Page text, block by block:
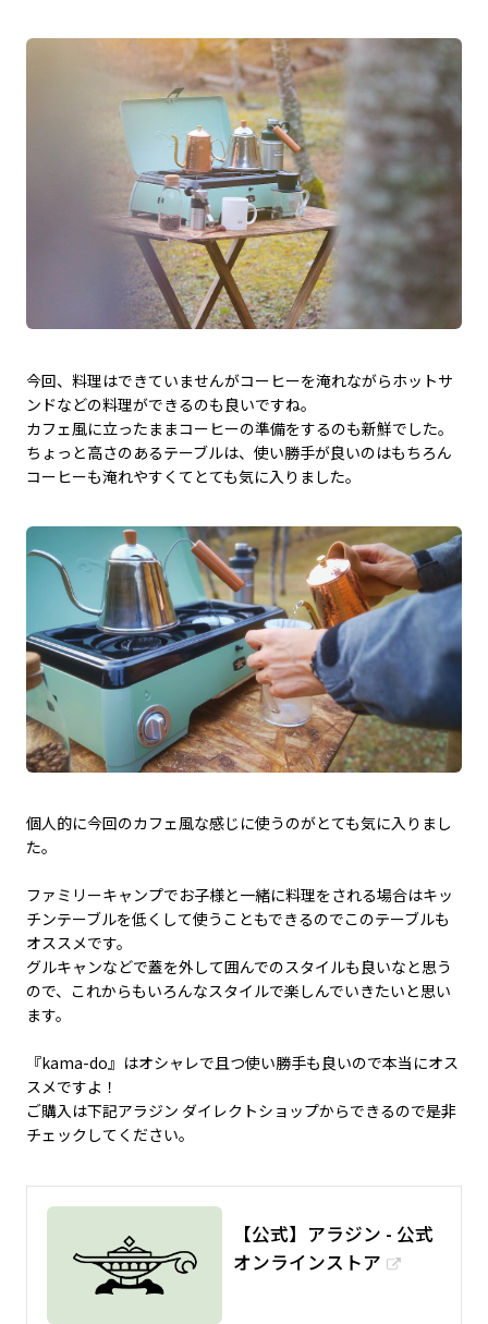
今回、料理はできていませんがコーヒーを淹れながらホットサ
ンドなどの料理ができるのも良いですね。
カフェ風に立ったままコーヒーの準備をするのも新鮮でした。
ちょっと高さのあるテーブルは、使い勝手が良いのはもちろん
コーヒーも淹れやすくてとても気に入りました。
個人的に今回のカフェ風な感じに使うのがとても気に入りまし
た。
ファミリーキャンプでお子様と一緒に料理をされる場合はキッ
チンテーブルを低くして使うこともできるのでこのテーブルも
オススメです。
グルキャンなどで蓋を外して囲んでのスタイルも良いなと思う
ので、これからもいろんなスタイルで楽しんでいきたいと思い
ます。
『kama-do』はオシャレで且つ使い勝手も良いので本当にオス
スメですよ！
ご購入は下記アラジン ダイレクトショップからできるので是非
チェックしてください。
【公式】アラジン - 公式
オンラインストア